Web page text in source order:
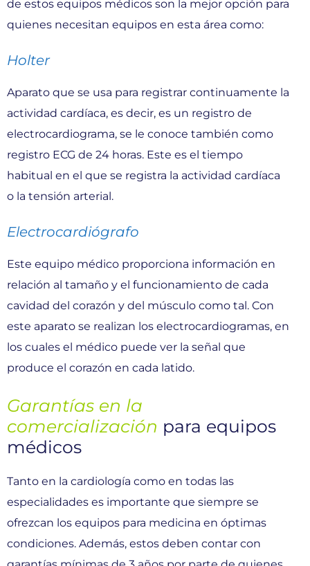
de estos equipos médicos son la mejor opción para
quienes necesitan equipos en esta área como:
Holter
Aparato que se usa para registrar continuamente la
actividad cardíaca, es decir, es un registro de
electrocardiograma, se le conoce también como
registro ECG de 24 horas. Este es el tiempo
habitual en el que se registra la actividad cardíaca
o la tensión arterial.
Electrocardiógrafo
Este equipo médico proporciona información en
relación al tamaño y el funcionamiento de cada
cavidad del corazón y del músculo como tal. Con
este aparato se realizan los electrocardiogramas, en
los cuales el médico puede ver la señal que
produce el corazón en cada latido.
Garantías en la
comercialización para equipos
médicos
Tanto en la cardiología como en todas las
especialidades es importante que siempre se
ofrezcan los equipos para medicina en óptimas
condiciones. Además, estos deben contar con